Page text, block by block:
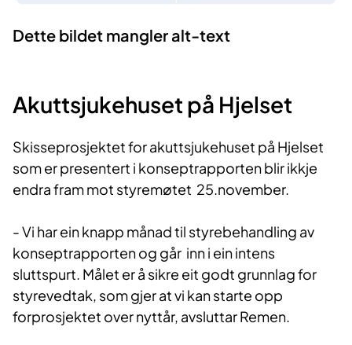
Dette bildet mangler alt-text
Akuttsjukehuset på Hjelset
Skisseprosjektet for akuttsjukehuset på Hjelset
som er presentert i konseptrapporten blir ikkje
endra fram mot styremøtet 25.november.
- Vi har ein knapp månad til styrebehandling av
konseptrapporten og går inn i ein intens
sluttspurt. Målet er å sikre eit godt grunnlag for
styrevedtak, som gjer at vi kan starte opp
forprosjektet over nyttår, avsluttar Remen.